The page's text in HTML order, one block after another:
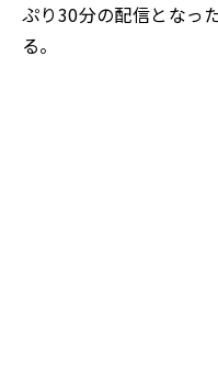
ぷり30分の配信となっ
る。